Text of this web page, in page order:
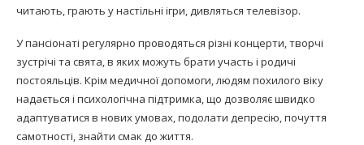
читають, грають у настільні ігри, дивляться телевізор.
У пансіонаті регулярно проводяться різні концерти, творчі
зустрічі та свята, в яких можуть брати участь і родичі
постояльців. Крім медичної допомоги, людям похилого віку
надається і психологічна підтримка, що дозволяє швидко
адаптуватися в нових умовах, подолати депресію, почуття
самотності, знайти смак до життя.